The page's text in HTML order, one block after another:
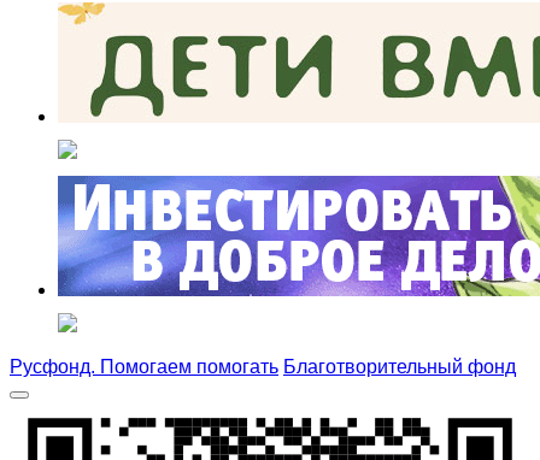
Русфонд. Помогаем помогать Благотворительный фонд